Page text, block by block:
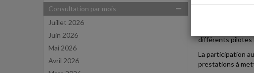
Consultation par mois
Juillet 2026
Juin 2026
Mai 2026
Avril 2026
Depuis le 25
différents pilotes
La participation
prestations à